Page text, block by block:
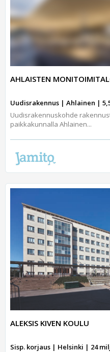
AHLAISTEN
Uudisrakennus | Ahlainen |
Uudisrakennuskohde
paikkakunnalla Ahlainen...
ALEKSIS KIVEN KOULU
Sisp. korjaus | Helsinki | 24